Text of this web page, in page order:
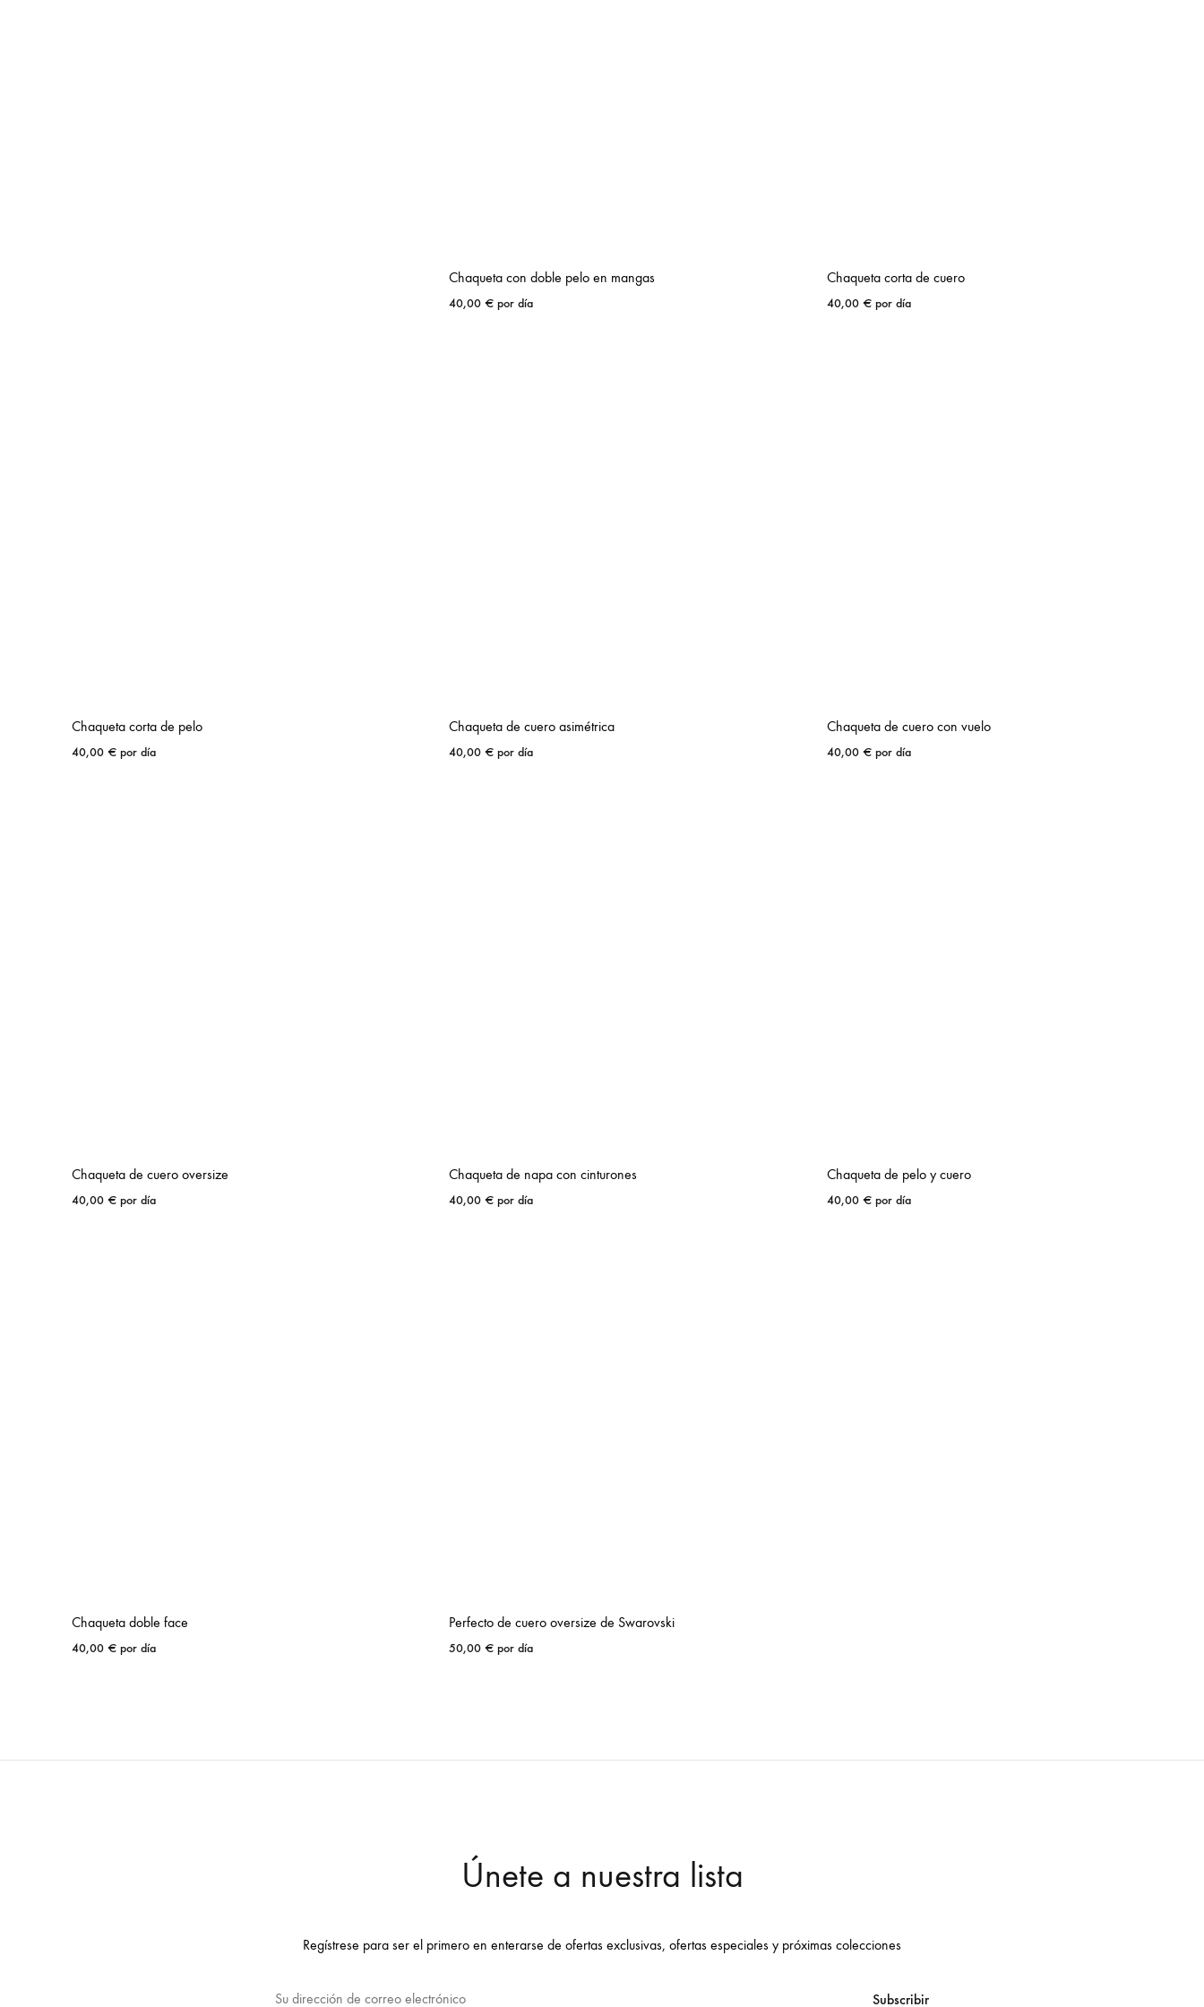
Chaqueta con doble pelo en mangas
40,00€ por día
Chaqueta corta de cuero
40,00 €por día
Chaqueta corta de pelo
40,00 € por día
Chaqueta de cuero asimétrica
40,00€ por día
Chaqueta de cuero con vuelo
40,00 €por día
Chaqueta de cuero oversize
40,00 € por día
Chaqueta de napa con cinturones
40,00€ por día
Chaqueta de pelo y cuero
40,00 €por día
Chaqueta doble face
40,00 € por día
Perfecto de cuero oversize de Swarovski
50,00€ por día
Únete a nuestra lista
Regístrese para ser el primero en enterarse de ofertas exclusivas, ofertas especiales y próximas colecciones